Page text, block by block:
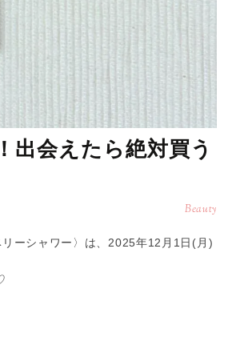
出会えたら絶対買う
Beauty
ーシャワー〉は、2025年12月1日(月)